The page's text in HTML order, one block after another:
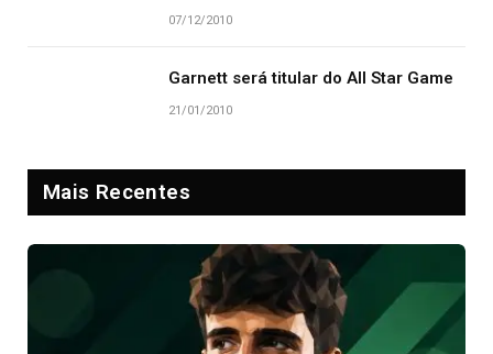
07/12/2010
Garnett será titular do All Star Game
21/01/2010
Mais Recentes